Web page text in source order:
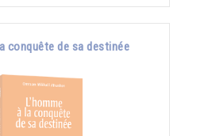
conquête de sa destinée